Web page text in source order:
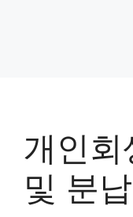
개인회
및 분